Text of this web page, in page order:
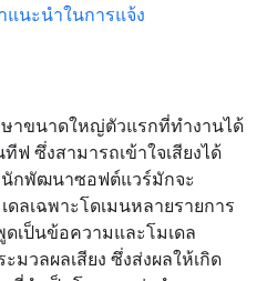
แนะนำในการแจ้ง
ษาขนาดใหญ่ตัวแรกที่ทำงานได้
ซึ่งสามารถเข้าใจเสียงได้
นักพัฒนาซอฟต์แวร์มักจะ
ดลเฉพาะโดเมนหลายรายการ
ดเป็นข้อความและโมเดล
มวลผลเสียง ซึ่งส่งผลให้เกิด